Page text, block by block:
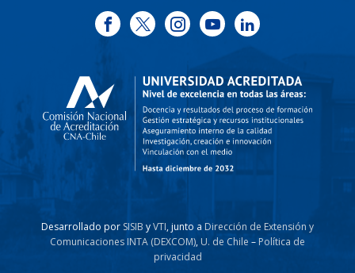
Desarrollado por SISIB yVTI, junto a Dirección de Extensión y
Comunicaciones INTA (DEXCOM), U. de Chile – Política de
privacidad